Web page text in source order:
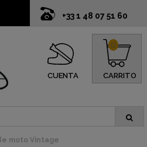
+33 1 48 07 51 60
CUENTA CARRITO
0
moto Vintage